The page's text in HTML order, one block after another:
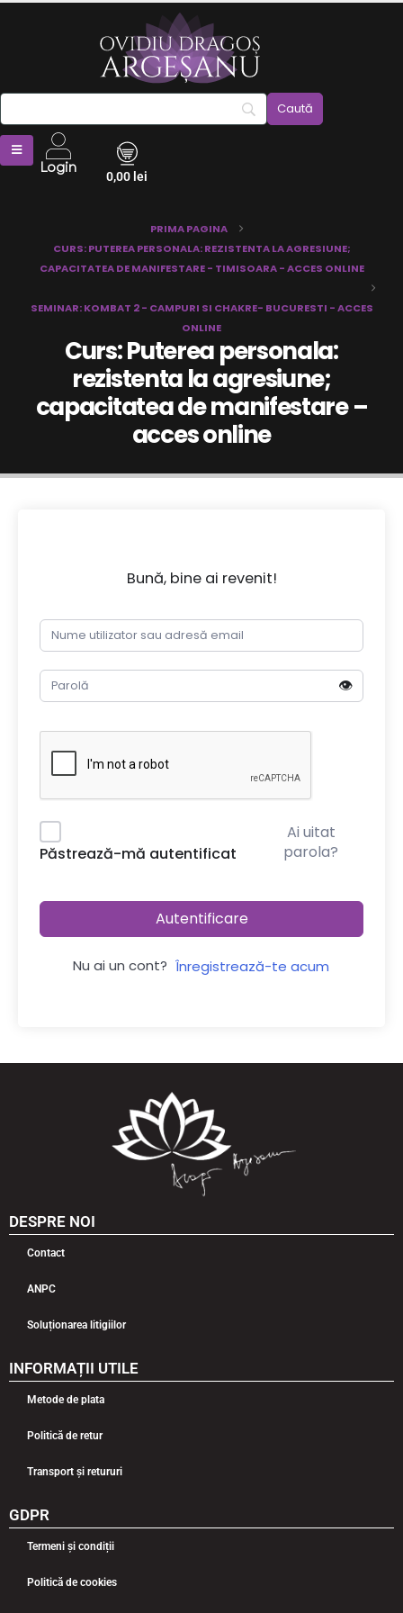
Login 0,00 lei
PRIMA PAGINA
CURS: PUTEREA PERSONALA: REZISTENTA LA AGRESIUNE;
CAPACITATEA DE MANIFESTARE - TIMISOARA - ACCES ONLINE
SEMINAR: KOMBAT 2 - CAMPURI SI CHAKRE- BUCURESTI - ACCES
ONLINE
Curs: Puterea personala:
rezistenta la agresiune;
capacitatea de manifestare –
acces online
Bună, bine ai revenit!
👁️
Păstrează-mă autentificat
Ai uitat
parola?
Autentificare
Nu ai un cont? Înregistrează-te acum
DESPRE NOI
Contact
ANPC
Soluționarea litigiilor
INFORMAȚII UTILE
Metode de plata
Politică de retur
Transport și retururi
GDPR
Termeni și condiții
Politică de cookies